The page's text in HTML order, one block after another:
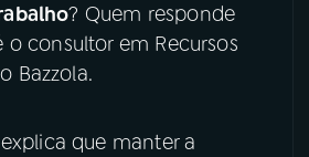
? Quem responde
o consultor em Recursos
Bazzola.
que manter a